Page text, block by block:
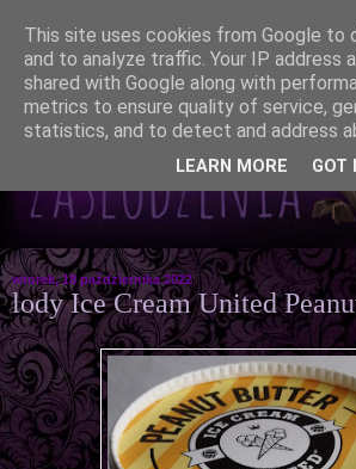
wtorek, 18 października 2022
lody Ice Cream United
This site uses cookies from Google to
and to analyze traffic. Your IP address
shared with Google along with
metrics to ensure quality of service,
statistics, and to detect and address
LEARN MORE GOT